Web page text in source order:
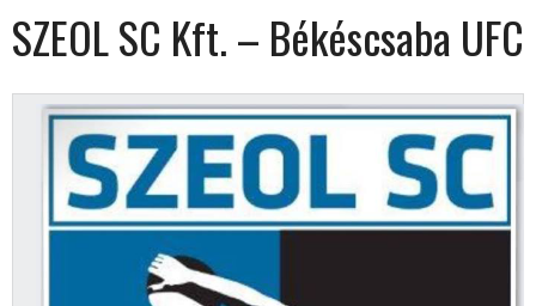
SZEOL SC Kft. – Békéscsaba UFC